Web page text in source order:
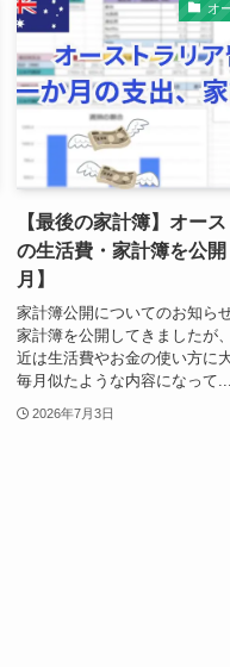
オ
【最後の家計簿】オー
の生活費・家計簿を公
月】
家計簿公開についてのお知ら
家計簿を公開してきましたが
近は生活費やお金の使い方に
毎月似たような内容になって...
2026年7月3日